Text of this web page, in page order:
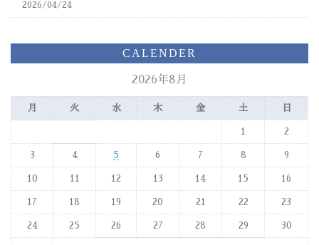
2026/04/24
CALENDER
2026年8月
月 火 水 木 金 土 日
1 2
3 4 5 6 7 8 9
10 11 12 13 14 15 16
17 18 19 20 21 22 23
24 25 26 27 28 29 30